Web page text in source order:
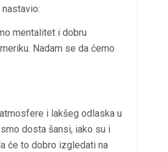
mentalitet i dobru
Nadam se da ćemo
i lakšeg odlaska u
dosta šansi, iako su i
će to dobro izgledati na